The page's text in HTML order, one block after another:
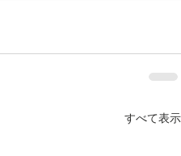
すべて表示